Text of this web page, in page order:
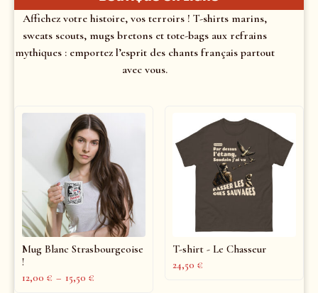
Affichez votre histoire, vos terroirs ! T-shirts marins,
sweats scouts, mugs bretons et tote-bags aux refrains
mythiques : emportez l’esprit des chants français partout
avec vous.
Mug Blanc Strasbourgeoise
!
12,00 € – 15,50 €
T-shirt - Le Chasseur
24,50 €